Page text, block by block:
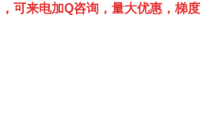
可来电加Q咨询，量大优惠，梯度